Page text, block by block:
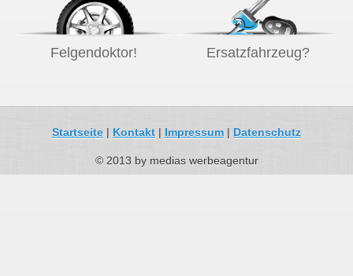
Felgendoktor! Ersatzfahrzeug?
Startseite | Kontakt | Impressum | Datenschutz
© 2013 by medias werbeagentur